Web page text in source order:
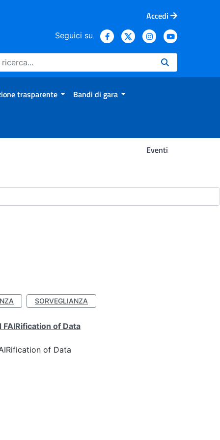
Accedi
Seguici su
trasparente Bandi di gara
Eventi
SORVEGLIANZA
of Data
of Data